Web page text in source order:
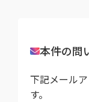
本件の問
下記メール
す。